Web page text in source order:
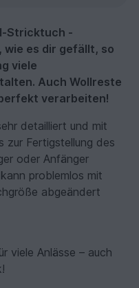
Stricktuch -
es dir gefällt, so
viele
Auch Wollreste
verarbeiten!
detailliert und mit
zur Fertigstellung des
oder Anfänger
problemlos mit
abgeändert
viele Anlässe – auch